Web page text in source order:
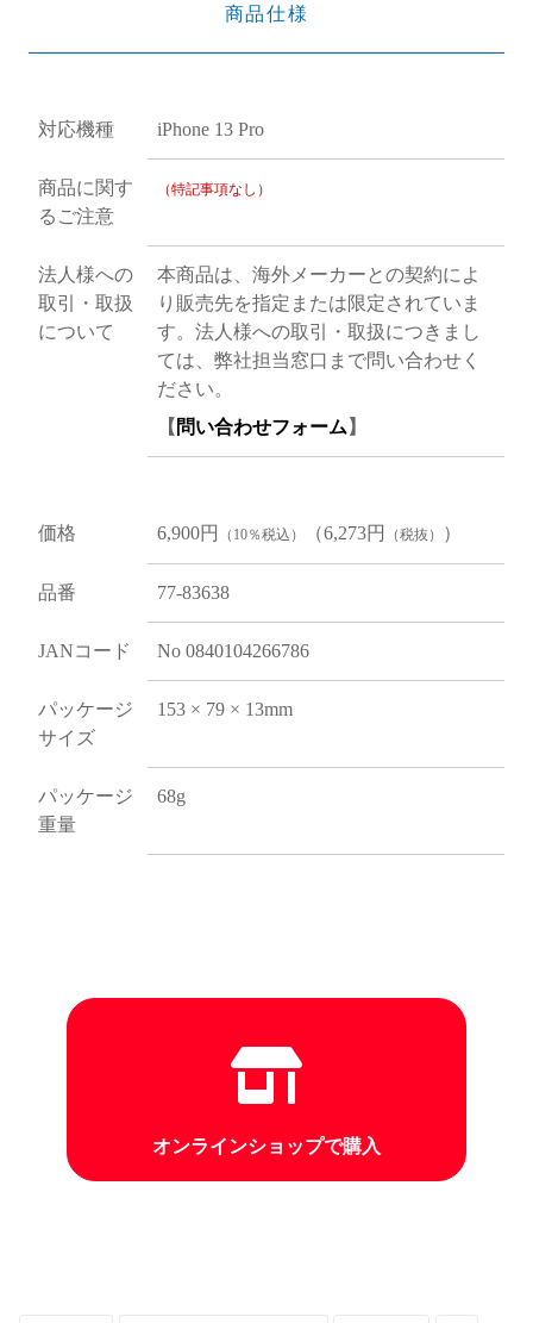
商品仕様
対応機種 iPhone 13 Pro
商品に関す
るご注意
（特記事項なし）
法人様への
取引・取扱
について
本商品は、海外メーカーとの契約によ
り販売先を指定または限定されていま
す。法人様への取引・取扱につきまし
ては、弊社担当窓口まで問い合わせく
ださい。
【 問い合わせフォーム 】
価格 6,900円 （10％税込） （6,273円 （税抜） ）
品番 77-83638
JANコード No 0840104266786
パッケージ
サイズ
153 × 79 × 13mm
パッケージ
重量
68g
オンラインショップで購入